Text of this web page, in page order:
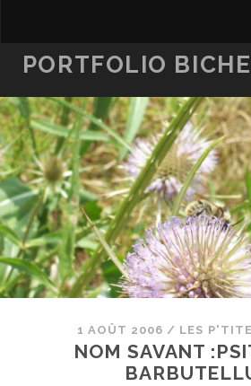
PORTFOLIO
1 AOÛT 2006 / LES
NOM SAVANT